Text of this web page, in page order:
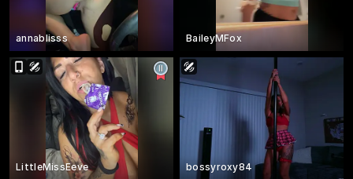
annablisss BaileyMFox
LittleMissEeve bossyroxy84